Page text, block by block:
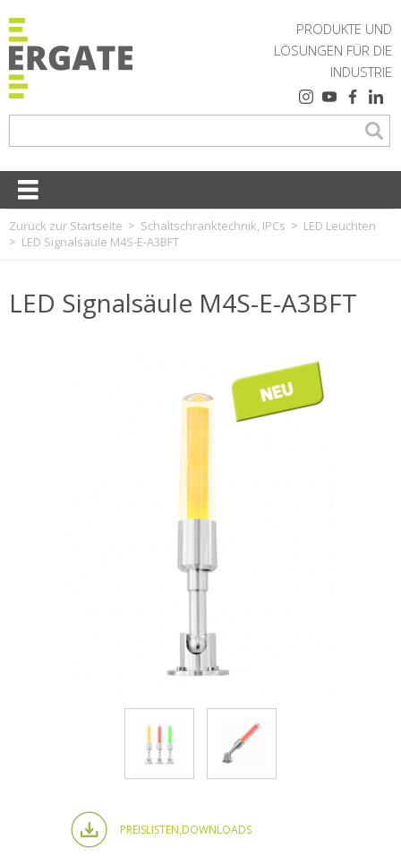
PRODUKTE UND
LÖSUNGEN FÜR DIE
INDUSTRIE
Zurück zur Startseite Schaltschranktechnik, IPCs
LED Leuchten
LED Signalsäule M4S-E-A3BFT
LED Signalsäule M4S-E-A3BFT
PREISLISTEN,DOWNLOADS